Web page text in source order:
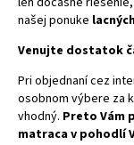
našej ponuke
Venujte dostatok
Pri objednaní cez
osobnom výbere za
vhodný. Preto Vám
matraca v pohodlí